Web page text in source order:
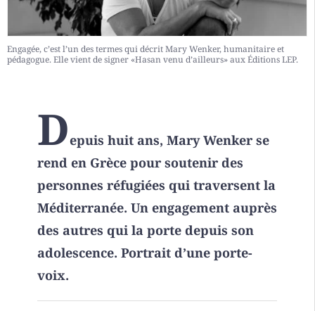
Engagée, c’est l’un des termes qui décrit Mary Wenker, humanitaire et
pédagogue. Elle vient de signer «Hasan venu d’ailleurs» aux Éditions LEP.
Depuis huit ans, Mary Wenker se
rend en Grèce pour soutenir des
personnes réfugiées qui traversent la
Méditerranée. Un engagement auprès
des autres qui la porte depuis son
adolescence. Portrait d’une porte-
voix.